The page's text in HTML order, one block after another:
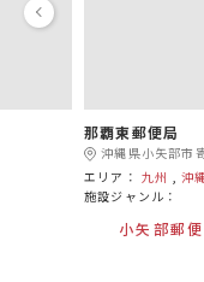
那覇東郵便局
沖縄県小矢部市
エリア： 九州 ,沖
施設ジャンル：
小矢部郵